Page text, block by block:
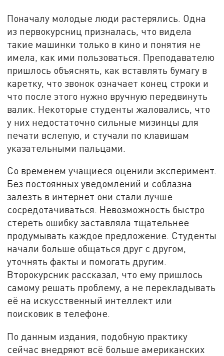
Поначалу молодые люди растерялись. Одна
из первокурсниц призналась, что видела
такие машинки только в кино и понятия не
имела, как ими пользоваться. Преподавателю
пришлось объяснять, как вставлять бумагу в
каретку, что звонок означает конец строки и
что после этого нужно вручную передвинуть
валик. Некоторые студенты жаловались, что
у них недостаточно сильные мизинцы для
печати вслепую, и стучали по клавишам
указательными пальцами.
Со временем учащиеся оценили эксперимент.
Без постоянных уведомлений и соблазна
залезть в интернет они стали лучше
сосредотачиваться. Невозможность быстро
стереть ошибку заставляла тщательнее
продумывать каждое предложение. Студенты
начали больше общаться друг с другом,
уточнять факты и помогать другим.
Второкурсник рассказал, что ему пришлось
самому решать проблему, а не перекладывать
её на искусственный интеллект или
поисковик в телефоне.
По данным издания, подобную практику
сейчас внедряют всё больше американских